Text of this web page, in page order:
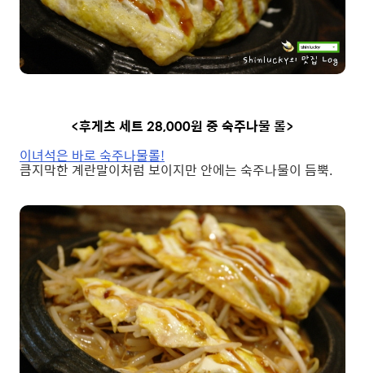
<후게츠 세트 28,000원 중 숙주나물 롤>
이녀석은 바로 숙주나물롤!
큼지막한 계란말이처럼 보이지만 안에는 숙주나물이 듬뿍.